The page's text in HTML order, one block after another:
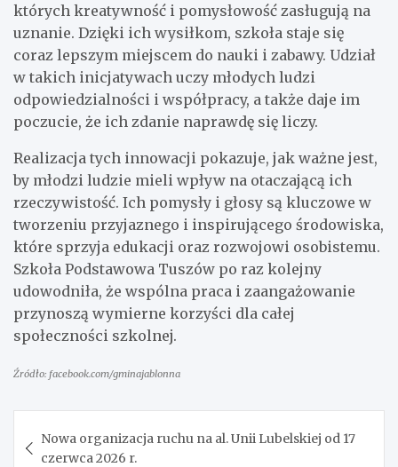
których kreatywność i pomysłowość zasługują na
uznanie. Dzięki ich wysiłkom, szkoła staje się
coraz lepszym miejscem do nauki i zabawy. Udział
w takich inicjatywach uczy młodych ludzi
odpowiedzialności i współpracy, a także daje im
poczucie, że ich zdanie naprawdę się liczy.
Realizacja tych innowacji pokazuje, jak ważne jest,
by młodzi ludzie mieli wpływ na otaczającą ich
rzeczywistość. Ich pomysły i głosy są kluczowe w
tworzeniu przyjaznego i inspirującego środowiska,
które sprzyja edukacji oraz rozwojowi osobistemu.
Szkoła Podstawowa Tuszów po raz kolejny
udowodniła, że wspólna praca i zaangażowanie
przynoszą wymierne korzyści dla całej
społeczności szkolnej.
Źródło: facebook.com/gminajablonna
wpisu
Nowa organizacja ruchu na al. Unii Lubelskiej od 17
czerwca 2026 r.